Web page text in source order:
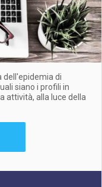
dell'epidemia di
siano i profili in
attività, alla luce della